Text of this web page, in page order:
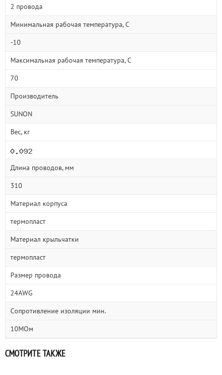
2 провода
Минимальная рабочая температура, С
-10
Максимальная рабочая температура, С
70
Производитель
SUNON
Вес, кг
Длина проводов, мм
310
Материал корпуса
термопласт
Материал крыльчатки
термопласт
Размер провода
24AWG
Сопротивление изоляции мин.
10МОм
СМОТРИТЕ ТАКЖЕ